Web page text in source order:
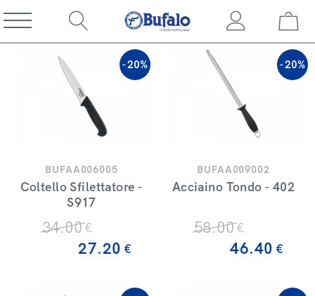
BUFAA006005
Coltello Sfilettatore -
S917
34.00€
27.20 €
-20%
BUFAA009002
Acciaino Tondo - 402
58.00€
46.40 €
-20%